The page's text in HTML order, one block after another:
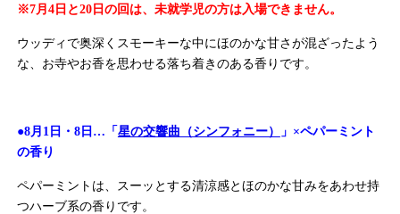
※7月4日と20日の回は、未就学児の方は入場できません。
ウッディで奥深くスモーキーな中にほのかな甘さが混ざったよう
な、お寺やお香を思わせる落ち着きのある香りです。
●8月1日・8日…「星の交響曲（シンフォニー）
」×ペパーミント
の香り
ペパーミントは、スーッとする清涼感とほのかな甘みをあわせ持
つハーブ系の香りです。